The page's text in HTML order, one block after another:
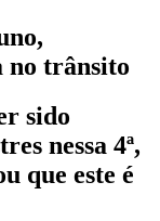
no trânsito
sido
nessa 4ª,
que este é